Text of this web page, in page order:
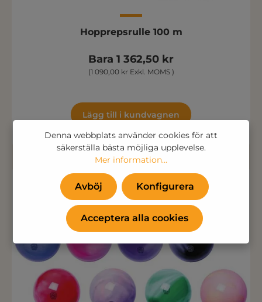
Hopprepsrulle 100 m
Bara 1 362,50 kr
(1 090,00 kr Exkl. MOMS )
Lägg till i kundvagnen
Denna webbplats använder cookies för att
säkerställa bästa möjliga upplevelse.
Mer information...
Avböj Konfigurera
Acceptera alla cookies